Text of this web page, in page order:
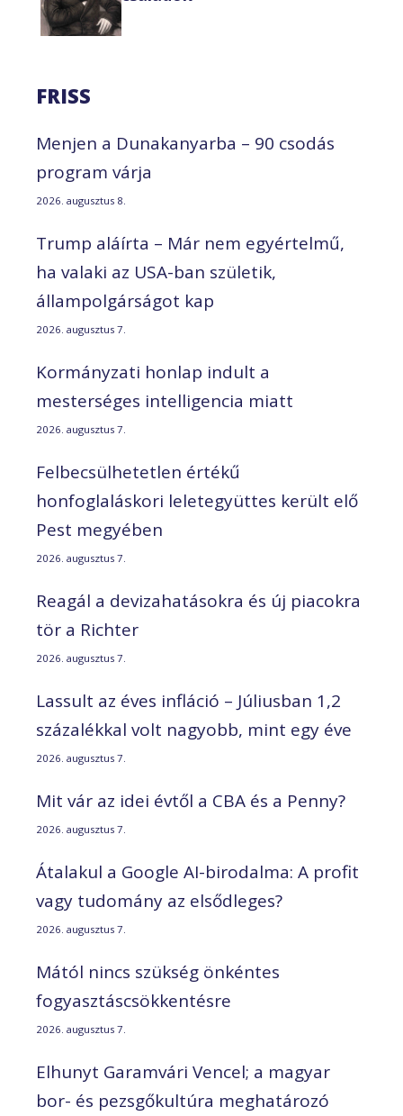
FRISS
Menjen a Dunakanyarba – 90 csodás
program várja
2026. augusztus 8.
Trump aláírta – Már nem egyértelmű,
ha valaki az USA-ban születik,
állampolgárságot kap
2026. augusztus 7.
Kormányzati honlap indult a
mesterséges intelligencia miatt
2026. augusztus 7.
Felbecsülhetetlen értékű
honfoglaláskori leletegyüttes került elő
Pest megyében
2026. augusztus 7.
Reagál a devizahatásokra és új piacokra
tör a Richter
2026. augusztus 7.
Lassult az éves infláció – Júliusban 1,2
százalékkal volt nagyobb, mint egy éve
2026. augusztus 7.
Mit vár az idei évtől a CBA és a Penny?
2026. augusztus 7.
Átalakul a Google AI-birodalma: A profit
vagy tudomány az elsődleges?
2026. augusztus 7.
Mától nincs szükség önkéntes
fogyasztáscsökkentésre
2026. augusztus 7.
Elhunyt Garamvári Vencel; a magyar
bor- és pezsgőkultúra meghatározó